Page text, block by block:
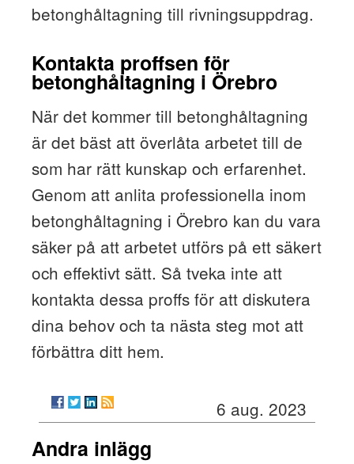
betonghåltagning till rivningsuppdrag.
Kontakta proffsen för
betonghåltagning i Örebro
När det kommer till betonghåltagning
är det bäst att överlåta arbetet till de
som har rätt kunskap och erfarenhet.
Genom att anlita professionella inom
betonghåltagning i Örebro kan du vara
säker på att arbetet utförs på ett säkert
och effektivt sätt. Så tveka inte att
kontakta dessa proffs för att diskutera
dina behov och ta nästa steg mot att
förbättra ditt hem.
6 aug. 2023
Andra inlägg